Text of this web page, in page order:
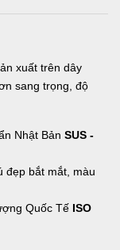
xuất trên dây
sang trọng, độ
Nhật Bản SUS -
đẹp bắt mắt, màu
Quốc Tế ISO